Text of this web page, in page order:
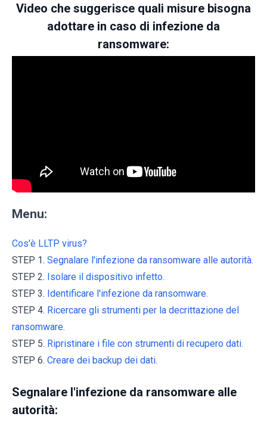
Video che suggerisce quali misure bisogna
adottare in caso di infezione da
ransomware:
Menu:
Cos'è LLTP virus?
STEP 1. Segnalare l'infezione da ransomware alle autorità.
STEP 2. Isolare il dispositivo infetto.
STEP 3. Identificare l'infezione da ransomware.
STEP 4. Ricercare gli strumenti per la decrittazione del
ransomware.
STEP 5. Ripristinare i file con strumenti di recupero dati.
STEP 6. Creare dei backup dei dati.
Segnalare l'infezione da ransomware alle
autorità: